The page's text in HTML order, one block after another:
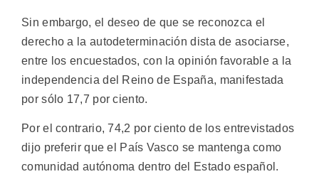
Sin embargo, el deseo de que se reconozca el
derecho a la autodeterminación dista de asociarse,
entre los encuestados, con la opinión favorable a la
independencia del Reino de España, manifestada
por sólo 17,7 por ciento.
Por el contrario, 74,2 por ciento de los entrevistados
dijo preferir que el País Vasco se mantenga como
comunidad autónoma dentro del Estado español.